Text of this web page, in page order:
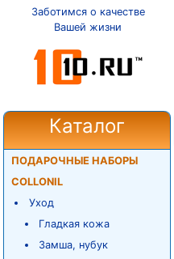
Заботимся о качестве
Вашей жизни
Каталог
ПОДАРОЧНЫЕ НАБОРЫ
COLLONIL
Уход
Гладкая кожа
Замша, нубук